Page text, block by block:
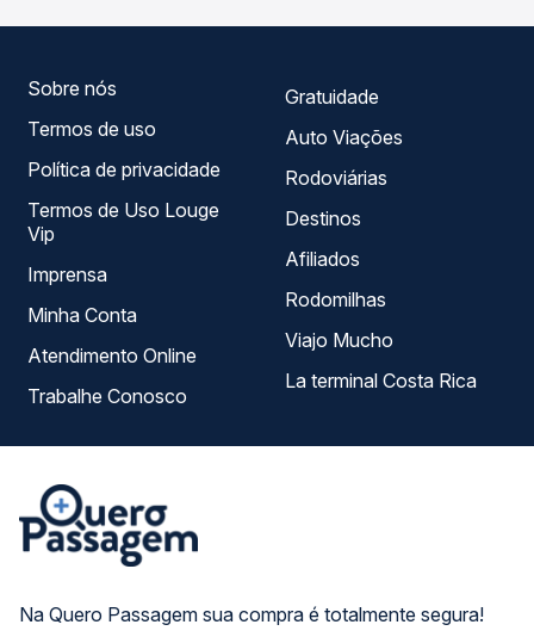
Na Quero Passagem sua compra é totalmente segura!
Sobre nós
Termos de uso
Política de privacidade
Termos de Uso Louge
Vip
Imprensa
Minha Conta
Atendimento Online
Trabalhe Conosco
Gratuidade
Auto Viações
Rodoviárias
Destinos
Afiliados
Rodomilhas
Viajo Mucho
La terminal Costa Rica